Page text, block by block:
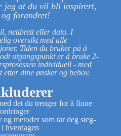
jeg at du vil bli inspirert,
forandret!
nettbrett eller data. I
oversikt med alle
Tiden du bruker på å
utgangspunkt er å bruke 2-
individuell - med
dine ønsker og behov.
det du trenger for å finne
metoder som tar deg steg-
hverdagen